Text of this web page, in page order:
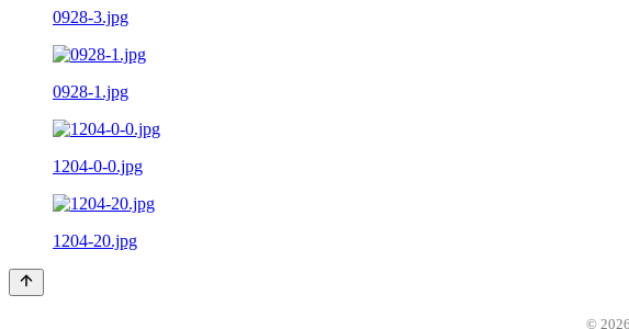
0928-3.jpg
0928-1.jpg
1204-0-0.jpg
1204-20.jpg
© 2026